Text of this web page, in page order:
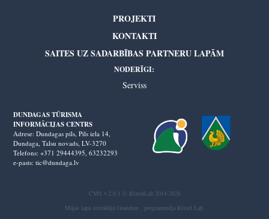
PROJEKTI
KONTAKTI
SAITES UZ SADARBĪBAS PARTNERU LAPĀM
NODERĪGI:
Serviss
DUNDAGAS TŪRISMA
INFORMĀCIJAS CENTRS
Adrese: Dundagas pils, Pils iela 14,
Dundaga, Talsu novads, LV-3270
Telefons: +371 29444395,63232293
e-pasts: tic@dundaga.lv
CMS v.2.0.1 © RixtelLab 2014-2026
Mājas lapu izstrādāja Grandem , programmēja Rixtel Lab.